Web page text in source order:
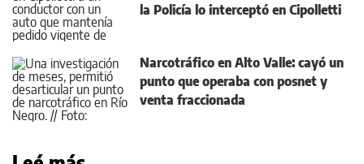
la Policía lo interceptó en Cipolletti
Narcotráfico en Alto Valle: cayó un
punto que operaba con posnet y
venta fraccionada